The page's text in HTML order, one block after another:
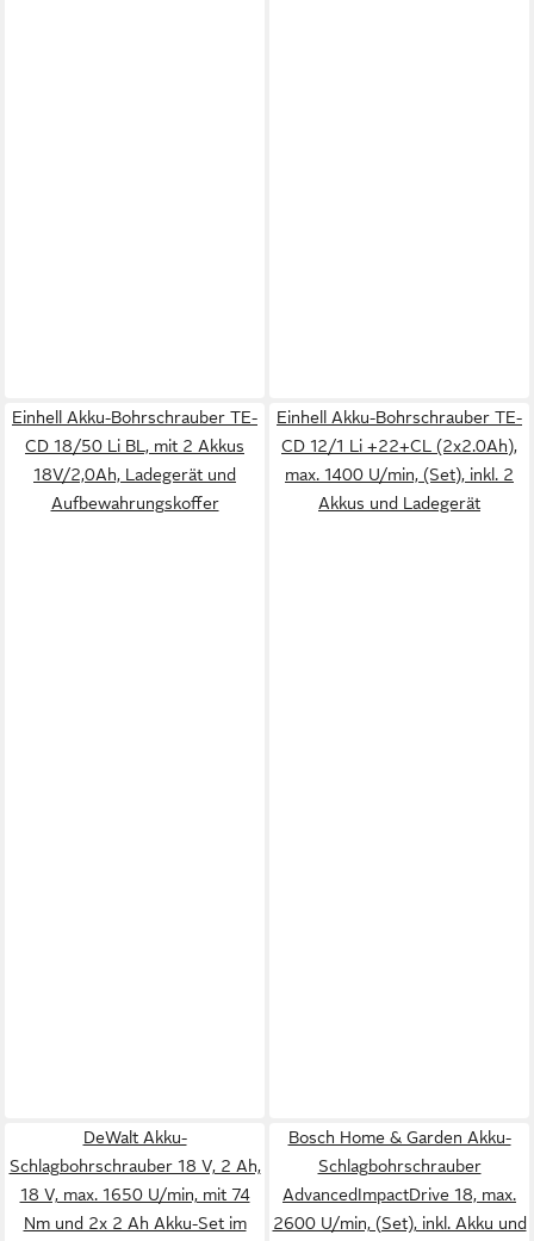
Einhell Akku-Bohrschrauber TE-
CD 18/50 Li BL, mit 2 Akkus
18V/2,0Ah, Ladegerät und
Aufbewahrungskoffer
Einhell Akku-Bohrschrauber TE-
CD 12/1 Li +22+CL (2x2.0Ah),
max. 1400 U/min, (Set), inkl. 2
Akkus und Ladegerät
DeWalt Akku-
Schlagbohrschrauber 18 V, 2 Ah,
18 V, max. 1650 U/min, mit 74
Nm und 2x 2 Ah Akku-Set im
Bosch Home & Garden Akku-
Schlagbohrschrauber
AdvancedImpactDrive 18, max.
2600 U/min, (Set), inkl. Akku und